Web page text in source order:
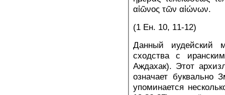
αἰῶνος τῶν αἰώνων.
(1 Ен. 10, 11-12)
Данный иудейский
сходства с
Аждахак). Этот
означает буквально
упоминается